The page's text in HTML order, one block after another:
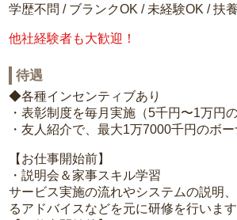
学歴不問 / ブランクOK / 未経験OK / 扶
他社経験者も大歓迎！
待遇
◆各種インセンティブあり
・表彰制度を毎月実施（5千円〜1万円
・友人紹介で、最大1万7000千円のボ
【お仕事開始前】
・説明会＆家事スキル学習
サービス実施の流れやシステムの説明
るアドバイスなどを元に研修を行います